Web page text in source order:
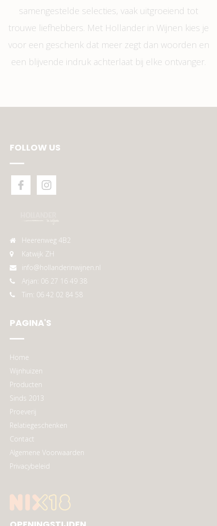
samengestelde selecties, vaak uitgroeiend tot
trouwe liefhebbers. Met Hollander in Wijnen kies je
voor een geschenk dat meer zegt dan woorden en
een blijvende indruk achterlaat bij elke ontvanger.
FOLLOW US
Heerenweg 4B2
Katwijk ZH
info@hollanderinwijnen.nl
Arjan: 06 27 16 49 38
Tim: 06 42 02 84 58
PAGINA'S
Home
Wijnhuizen
Producten
Sinds 2013
Proeverij
Relatiegeschenken
Contact
Algemene Voorwaarden
Privacybeleid